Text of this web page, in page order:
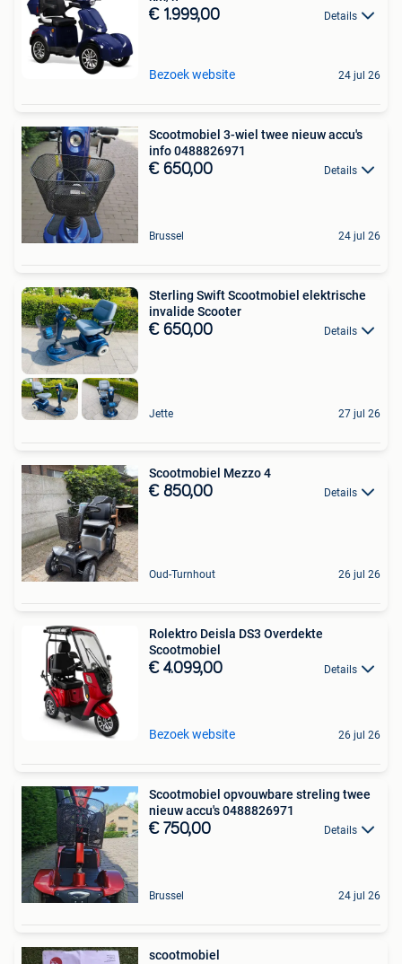
€ 1.999,00 Details
Bezoek website 24 jul 26
Scootmobiel 3-wiel twee nieuw accu's
info 0488826971
€ 650,00 Details
Brussel 24 jul 26
Sterling Swift Scootmobiel elektrische
invalide Scooter
€ 650,00 Details
Jette 27 jul 26
Scootmobiel Mezzo 4
€ 850,00 Details
Oud-Turnhout 26 jul 26
Rolektro Deisla DS3 Overdekte
Scootmobiel
€ 4.099,00 Details
Bezoek website 26 jul 26
Scootmobiel opvouwbare streling twee
nieuw accu's 0488826971
€ 750,00 Details
Brussel 24 jul 26
scootmobiel